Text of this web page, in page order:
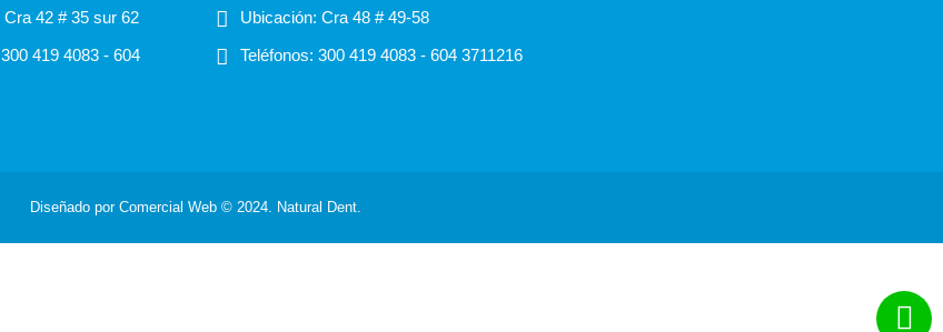
Cra 42 # 35 sur 62
300 419 4083 - 604
Ubicación: Cra 48 # 49-58
Teléfonos: 300 419 4083 - 604 3711216
Diseñado por Comercial Web © 2024. Natural Dent.